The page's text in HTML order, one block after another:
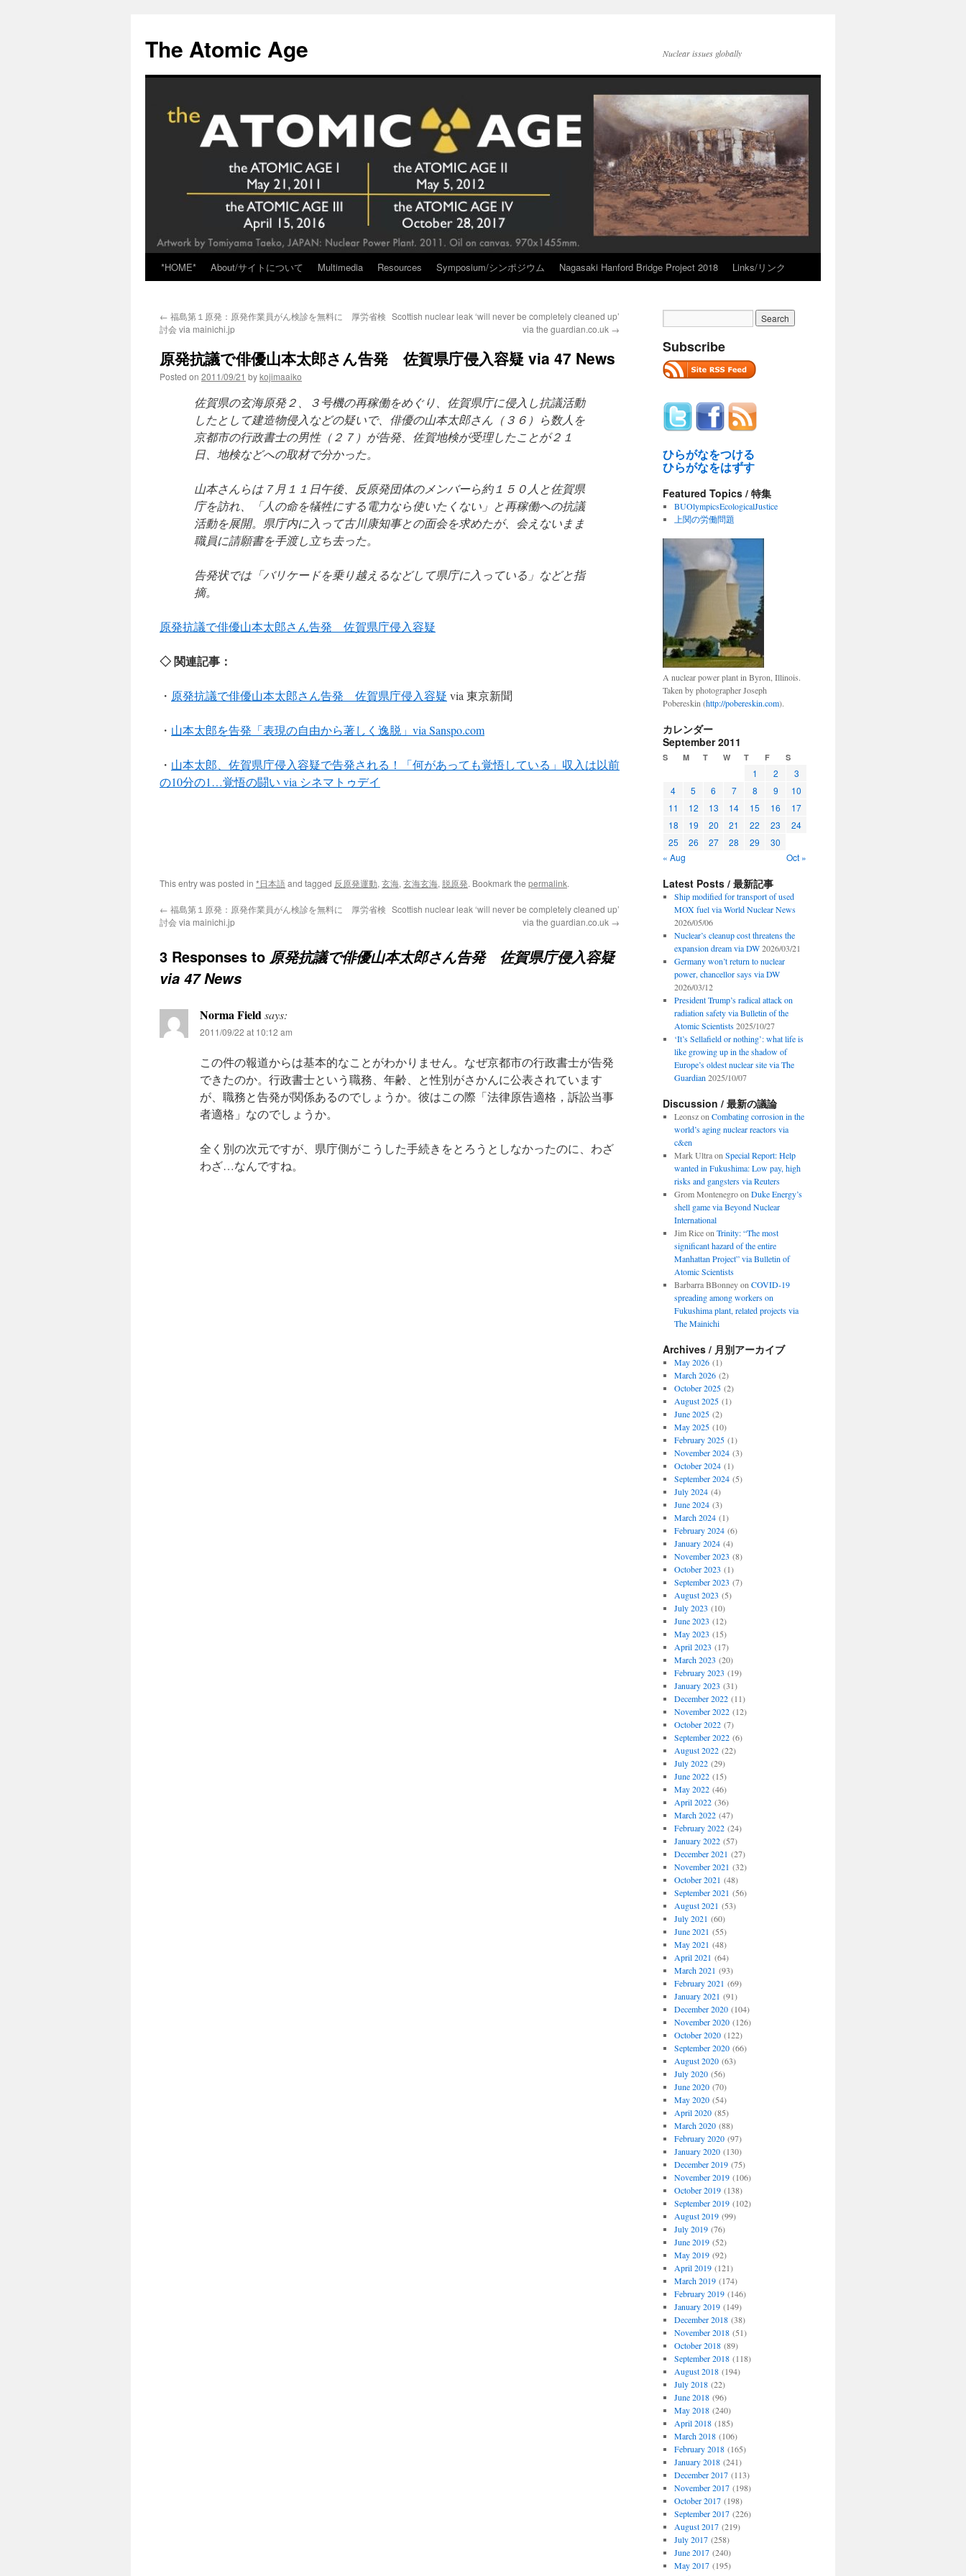
content
The Atomic Age Nuclear issues globally
*HOME* About/サイトについて Multimedia Resources Symposium/シンポジウム Nagasaki Hanford Bridge Project 2018 Links/リンク
← 福島第１原発：原発作業員がん検診を無料に 厚労省検
討会 via mainichi.jp
Scottish nuclear leak ‘will never be completely cleaned up’
via the guardian.co.uk →
原発抗議で俳優山本太郎さん告発 佐賀県庁侵入容疑 via 47 News
Posted on 2011/09/21 bykojimaaiko
佐賀県の玄海原発２、３号機の再稼働をめぐり、佐賀県庁に侵入し抗議活動
したとして建造物侵入などの疑いで、俳優の山本太郎さん（３６）ら数人を
京都市の行政書士の男性（２７）が告発、佐賀地検が受理したことが２１
日、地検などへの取材で分かった。
山本さんらは７月１１日午後、反原発団体のメンバーら約１５０人と佐賀県
庁を訪れ、「人の命を犠牲にする電力なら使いたくない」と再稼働への抗議
活動を展開。県庁内に入って古川康知事との面会を求めたが、会えないまま
職員に請願書を手渡し立ち去った。
告発状では「バリケードを乗り越えるなどして県庁に入っている」などと指
摘。
原発抗議で俳優山本太郎さん告発 佐賀県庁侵入容疑
◇ 関連記事：
・ 原発抗議で俳優山本太郎さん告発 佐賀県庁侵入容疑 via 東京新聞
・ 山本太郎を告発「表現の自由から著しく逸脱」via Sanspo.com
・ 山本太郎、佐賀県庁侵入容疑で告発される！「何があっても覚悟している」収入は以前
の10分の1…覚悟の闘い via シネマトゥデイ
This entry was posted in *日本語and tagged 反原発運動, 玄海, 玄海玄海, 脱原発. Bookmark the permalink.
← 福島第１原発：原発作業員がん検診を無料に 厚労省検
討会 via mainichi.jp
Scottish nuclear leak ‘will never be completely cleaned up’
via the guardian.co.uk →
3 Responses to 原発抗議で俳優山本太郎さん告発 佐賀県庁侵入容疑
via 47 News
Norma Fieldsays:
2011/09/22 at 10:12 am
この件の報道からは基本的なことがわかりません。なぜ京都市の行政書士が告発
できたのか。行政書士という職務、年齢、と性別がさかんに公表されています
が、職務と告発が関係あるのでしょうか。彼はこの際「法律原告適格，訴訟当事
者適格」なのでしょうか。
全く別の次元ですが、県庁側がこうした手続きをとろうとしなかったのに、わざ
わざ…なんですね。
Subscribe
ひらがなをつける
ひらがなをはずす
Featured Topics / 特集
BUOlympicsEcologicalJustice
上関の労働問題
A nuclear power plant in Byron, Illinois.
Taken by photographer Joseph
Pobereskin (http://pobereskin.com).
カレンダー
September 2011
S M T W T F S
1 2
3
4
5 6 7 8 9
10
11
12 13 14 15 16
17
18
19 20 21 22 23
24
25
26 27 28 29
30
« Aug
Oct »
Latest Posts / 最新記事
Ship modified for transport of used
MOX fuel via World Nuclear News
2026/05/06
Nuclear’s cleanup cost threatens the
expansion dream via DW 2026/03/21
Germany won’t return to nuclear
power, chancellor says via DW
2026/03/12
President Trump’s radical attack on
radiation safety via Bulletin of the
Atomic Scientists 2025/10/27
‘It’s Sellafield or nothing’: what life is
like growing up in the shadow of
Europe’s oldest nuclear site via The
Guardian 2025/10/07
Discussion / 最新の議論
Leonszon Combating corrosion in the
world’s aging nuclear reactors via
c&en
Mark Ultraon Special Report: Help
wanted in Fukushima: Low pay, high
risks and gangsters via Reuters
Grom Montenegroon Duke Energy’s
shell game via Beyond Nuclear
International
Jim Riceon Trinity: “The most
significant hazard of the entire
Manhattan Project” via Bulletin of
Atomic Scientists
Barbarra BBonneyon COVID-19
spreading among workers on
Fukushima plant, related projects via
The Mainichi
Archives / 月別アーカイブ
May 2026(1)
March 2026(2)
October 2025(2)
August 2025(1)
June 2025(2)
May 2025(10)
February 2025(1)
November 2024(3)
October 2024(1)
September 2024(5)
July 2024(4)
June 2024(3)
March 2024(1)
February 2024(6)
January 2024(4)
November 2023 (8)
October 2023 (1)
September 2023 (7)
August 2023 (5)
July 2023 (10)
June 2023 (12)
May 2023 (15)
April 2023 (17)
March 2023 (20)
February 2023 (19)
January 2023 (31)
December 2022(11)
November 2022(12)
October 2022(7)
September 2022(6)
August 2022(22)
July 2022(29)
June 2022(15)
May 2022(46)
April 2022(36)
March 2022(47)
February 2022(24)
January 2022(57)
December 2021 (27)
November 2021 (32)
October 2021 (48)
September 2021 (56)
August 2021 (53)
July 2021 (60)
June 2021 (55)
May 2021 (48)
April 2021 (64)
March 2021 (93)
February 2021 (69)
January 2021 (91)
December 2020(104)
November 2020(126)
October 2020(122)
September 2020(66)
August 2020(63)
July 2020(56)
June 2020(70)
May 2020(54)
April 2020(85)
March 2020(88)
February 2020(97)
January 2020(130)
December 2019(75)
November 2019(106)
October 2019(138)
September 2019(102)
August 2019(99)
July 2019(76)
June 2019(52)
May 2019(92)
April 2019(121)
March 2019(174)
February 2019(146)
January 2019(149)
December 2018(38)
November 2018(51)
October 2018(89)
September 2018(118)
August 2018(194)
July 2018(22)
June 2018(96)
May 2018(240)
April 2018(185)
March 2018(106)
February 2018(165)
January 2018(241)
December 2017(113)
November 2017(198)
October 2017(198)
September 2017(226)
August 2017(219)
July 2017(258)
June 2017(240)
May 2017(195)